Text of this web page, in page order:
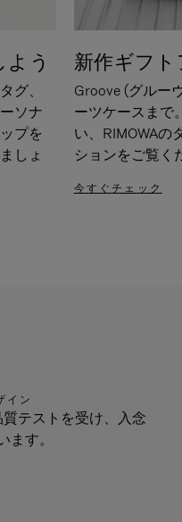
う
グ、
ソナ
プを
しょ
新作ギフ
Groove (グルー
ーツケースまで
い、RIMOWAの
ションをご覧く
今すぐチェック
イン
テストを受け、入念
ます。